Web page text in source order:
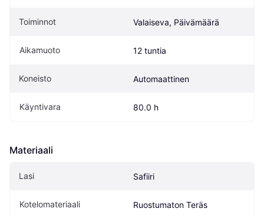
Toiminnot Valaiseva, Päivämäärä
Aikamuoto 12 tuntia
Koneisto Automaattinen
Käyntivara 80.0 h
Materiaali
Lasi Safiiri
Kotelomateriaali Ruostumaton Teräs